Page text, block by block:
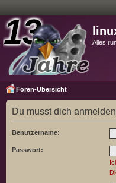
Alles
Foren-Übersicht
Du musst dich
Benutzername:
Passwort: